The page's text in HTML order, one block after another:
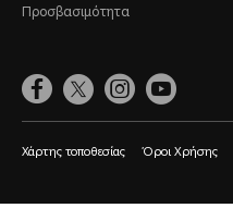
Προσβασιμότητα
Χάρτης τοποθεσίας Όροι Χρήσης